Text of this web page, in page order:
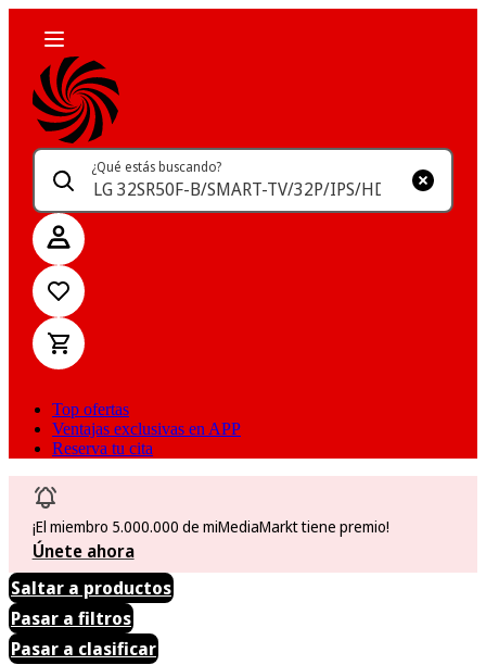
¿Qué estás buscando?
Top ofertas
Ventajas exclusivas en APP
Reserva tu cita
¡El miembro 5.000.000 de miMediaMarkt tiene premio!
Únete ahora
Saltar a productos
Pasar a filtros
Pasar a clasificar